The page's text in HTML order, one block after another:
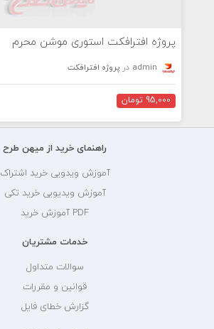
پروژه افترافکت استوری موشن محرم
در پروژه افترافکت
95,000 تومان
راهنمای خرید از میهن طرح
آموزش ویدویی خرید اشتراک
آموزش ویدیویی خرید تکی
PDF آموزش خرید
خدمات مشتریان
سوالات متداول
قوانین و مقررات
گزارش خطای فایل